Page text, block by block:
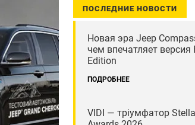
ПОСЛЕДНИЕ НОВОСТИ
Новая эра Jeep
чем впечатляет версия
Edition
ПОДРОБНЕЕ
VIDI — тріумфатор